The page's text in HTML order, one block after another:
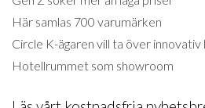
Här samlas 700 varumärken
Circle K-ägaren vill ta över innovativ
Hotellrummet som showroom